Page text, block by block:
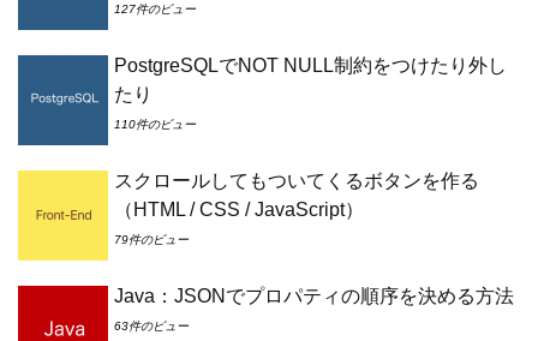
127件のビュー
PostgreSQLでNOT NULL制約をつけたり外し
たり
110件のビュー
スクロールしてもついてくるボタンを作る
（HTML / CSS / JavaScript）
79件のビュー
Java：JSONでプロパティの順序を決める方法
63件のビュー